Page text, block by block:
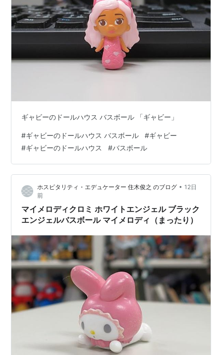
ギャビーのドールハウス バスボール 「ギャビー」
#ギャビーのドールハウス バスボール #ギャビー
#ギャビーのドールハウス #バスボール
ホスピタリティ・エデュケーター 住木俊之 のブログ • 12日
前
マイメロディクロミ ホワイトエンジェル ブラック
エンジェルバスボール マイメロディ（まったり）